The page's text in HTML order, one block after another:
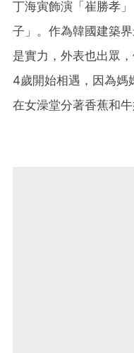
丁海寅飾演「崔勝孝
子」。作為韓國建築
是實力，外表也出眾
4歲開始相遇，因為媽
在女澡堂分著香蕉和牛